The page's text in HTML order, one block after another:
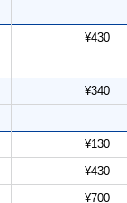
¥430
¥340
¥130
¥430
¥700